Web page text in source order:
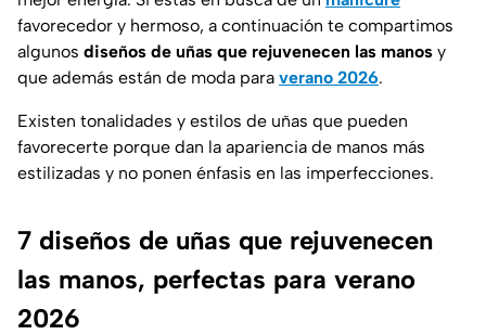
favorecedor y hermoso, a continuación te compartimos
algunos diseños de uñas que rejuvenecen las manos y
que además están de moda para verano 2026.
Existen tonalidades y estilos de uñas que pueden
favorecerte porque dan la apariencia de manos más
estilizadas y no ponen énfasis en las imperfecciones.
7 diseños de uñas que rejuvenecen
las manos, perfectas para verano
2026